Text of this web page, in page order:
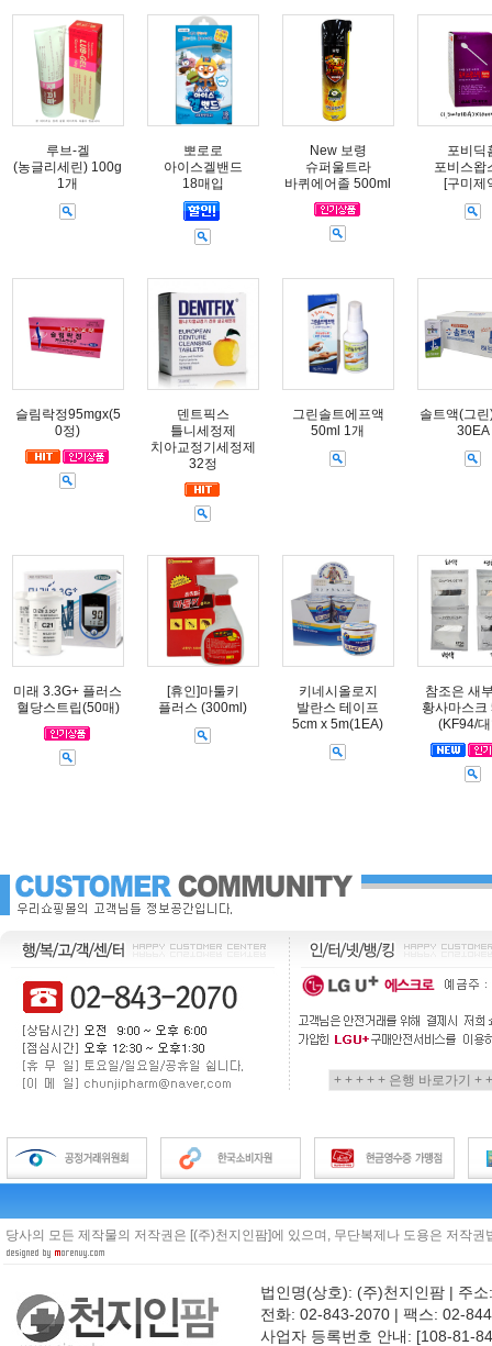
루브-겔
(농글리세린) 100g
1개
뽀로로
아이스겔밴드
18매입
New 보령
슈퍼울트라
바퀴에어졸 500ml
포비딕
포비스왑
[구미제
슬림락정95mgx(5
0정)
덴트픽스
틀니세정제
치아교정기세정제
32정
그린솔트에프액
50ml 1개
솔트액(그
30EA
미래 3.3G+ 플러스
혈당스트립(50매)
[휴인]마툴키
플러스 (300ml)
키네시올로지
발란스 테이프
5cm x 5m(1EA)
참조은 새
황사마스크
(KF94/
당사의 모든 제작물의 저작권은 [(주)천지인팜]에 있으며, 무단복제나 도용은 저작
법인명(상호): (주)천지인팜 | 주
전화: 02-843-2070 | 팩스: 02-
사업자 등록번호 안내: [108-81-